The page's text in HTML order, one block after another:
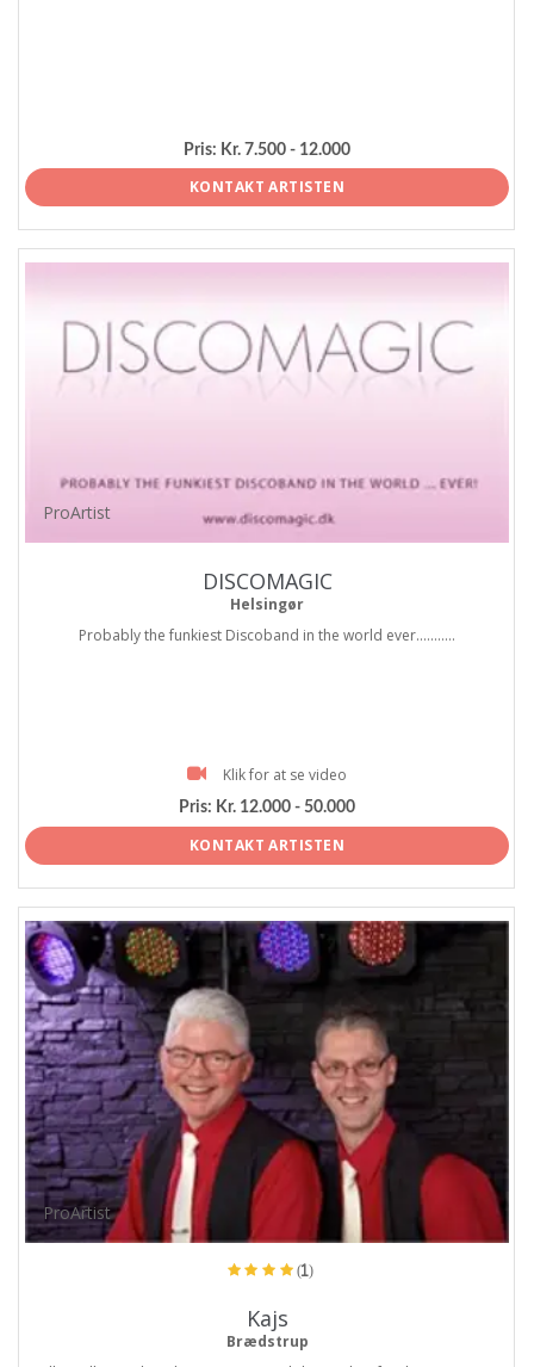
Pris: Kr. 7.500 - 12.000
KONTAKT ARTISTEN
ProArtist
DISCOMAGIC
Helsingør
Probably the funkiest Discoband in the world ever...........
Klik for at se video
Pris: Kr. 12.000 - 50.000
KONTAKT ARTISTEN
ProArtist
(1)
Kajs
Brædstrup